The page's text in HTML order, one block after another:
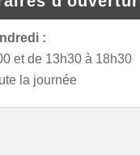
:
et de 13h30 à 18h30
la journée